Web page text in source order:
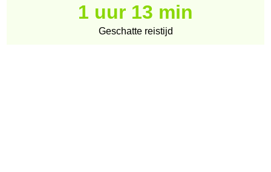
1 uur 13 min
Geschatte reistijd